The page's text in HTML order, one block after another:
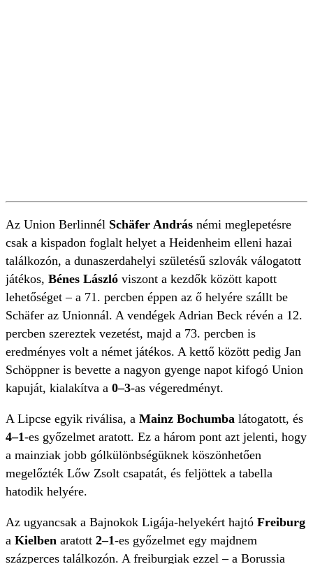
Az Union Berlinnél Schäfer András némi meglepetésre
csak a kispadon foglalt helyet a Heidenheim elleni hazai
találkozón, a dunaszerdahelyi születésű szlovák válogatott
játékos, Bénes László viszont a kezdők között kapott
lehetőséget – a 71. percben éppen az ő helyére szállt be
Schäfer az Unionnál. A vendégek Adrian Beck révén a 12.
percben szereztek vezetést, majd a 73. percben is
eredményes volt a német játékos. A kettő között pedig Jan
Schöppner is bevette a nagyon gyenge napot kifogó Union
kapuját, kialakítva a 0–3-as végeredményt.
A Lipcse egyik riválisa, a Mainz Bochumba látogatott, és
4–1-es győzelmet aratott. Ez a három pont azt jelenti, hogy
a mainziak jobb gólkülönbségüknek köszönhetően
megelőzték Lőw Zsolt csapatát, és feljöttek a tabella
hatodik helyére.
Az ugyancsak a Bajnokok Ligája-helyekért hajtó Freiburg
a Kielben aratott 2–1-es győzelmet egy majdnem
százperces találkozón. A freiburgiak ezzel – a Borussia